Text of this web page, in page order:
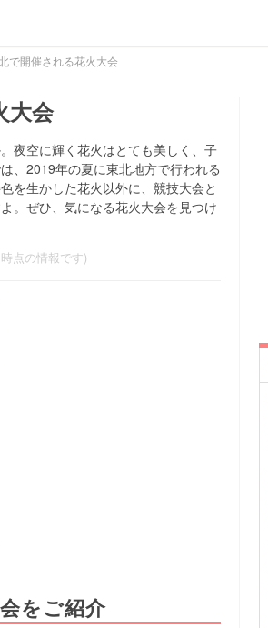
で開催される花火大会
大会
夜空に輝く花火はとても美しく、子
、2019年の夏に東北地方で行われる
を生かした花火以外に、競技大会と
。ぜひ、気になる花火大会を見つけ
点の情報です)
をご紹介